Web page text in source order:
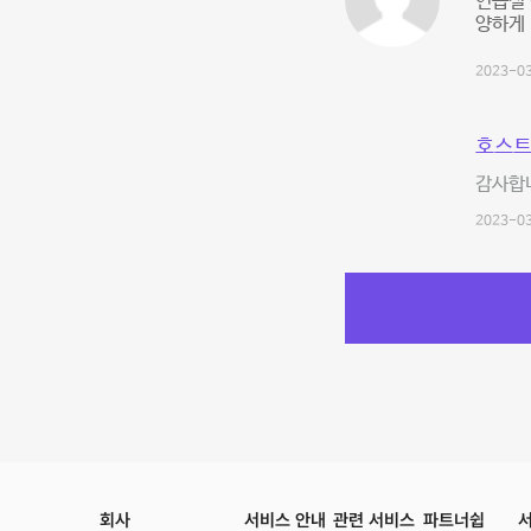
양하게
2023-
호스
감사
2023-
회사 서비스 안내 관련 서비스 파트너쉽